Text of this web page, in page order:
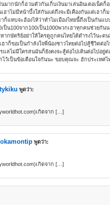
นมากนักก็ฮวมตัวกันเก็บเงินมาเล่นอินเตอเน็
ฮาไม่มีหน้าบึ้งใส่กันแต่ถึงจะมีเคืองกันแต่เฮา
าก็แทบจะฮ้องไห้ว่าทำไมเมืองไทยนี้ถึงเป็นกั
เป็น100จาก100เป็น1000พวกเฮาทุกคนช่วยกั
ากษัตริย์อย่าให้ใครดูถูกคนไทยได้ดำรงไว้นะ
าก็ขอเป็นกำลังใจพี่น้องชาวไทยต่อไปสู้ชีวิตต่
แลไม่มีใครสนมันก็ยังคงจะสู้ต่อไปเดินต่อไปอ
ไว้เป็นข้อเตือนใจกันนะ ขอบคุณจะ ฮักประเทศ
พูดว่า:
เกิดจาก […]
พูดว่า:
เกิดจาก […]